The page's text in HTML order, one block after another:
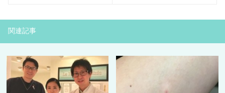
関連記事